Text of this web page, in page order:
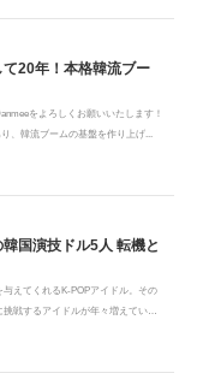
20年！本格韓流ブー
をよろしくお願いいたします！
、韓流ブームの基盤を作り上げ...
国演技ドル5人 転機と
えてくれるK-POPアイドル。その
戦するアイドルが年々増えてい